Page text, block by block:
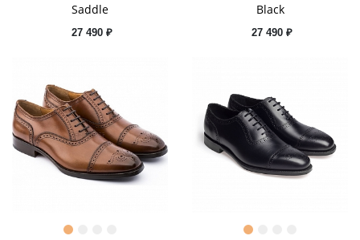
Saddle
27 490 ₽
Black
27 490 ₽